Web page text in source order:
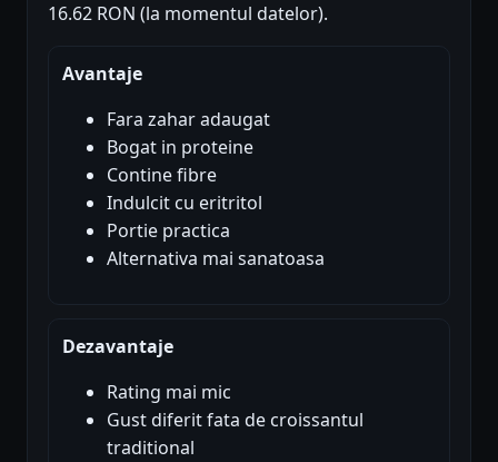
16.62 RON (la momentul datelor).
Avantaje
Fara zahar adaugat
Bogat in proteine
Contine fibre
Indulcit cu eritritol
Portie practica
Alternativa mai sanatoasa
Dezavantaje
Rating mai mic
Gust diferit fata de croissantul
traditional